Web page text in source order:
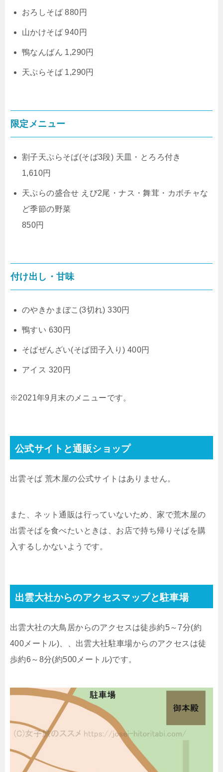
おろしそば 880円
山かけそば 940円
鴨なんばん 1,290円
天ぷらそば 1,290円
限定メニュー
割子天ぷらそば(そば3段) 天皿・とろろ付き
1,610円
天ぷらの盛合せ えび2尾・ナス・舞茸・カボチャな
ど季節の野菜
850円
付け出し・甘味
のやきかまぼこ(3切れ) 330円
鴨すい 630円
そばぜんざい(そば団子入り) 400円
アイス 320円
※2021年9月末のメニューです。
公式サイトと通販ショップ
出雲そば 荒木屋の公式サイトはありません。
また、ネット通販は行っていないため、家で荒木屋の
出雲そばを食べたいときは、お店で持ち帰りそばを購
入するしかないようです。
出雲大社からのアクセスマップと駐車場
出雲大社の大鳥居からのアクセスは徒歩約5～7分(約
400メートル)、、出雲大社駐車場からのアクセスは徒
歩約6～8分(約500メートル)です。